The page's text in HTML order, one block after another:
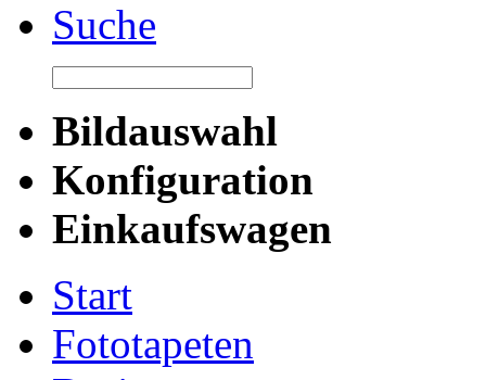
Suche
Bildauswahl
Konfiguration
Einkaufswagen
Start
Fototapeten